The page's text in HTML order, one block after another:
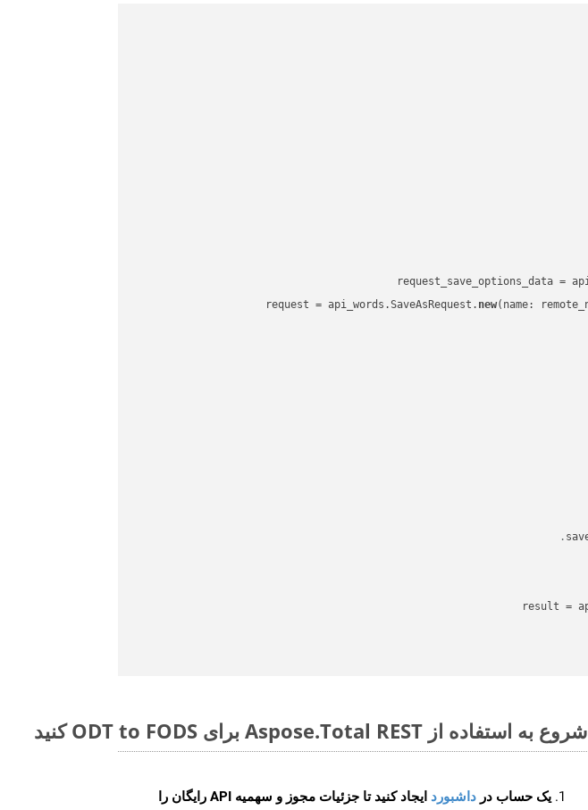
new
شروع به استفاده از Aspose.Total REST برای ODT to FODS کنید
یک حساب در داشبورد
ایجاد کنید تا جزئیات مجوز و سهمیه API رایگان را